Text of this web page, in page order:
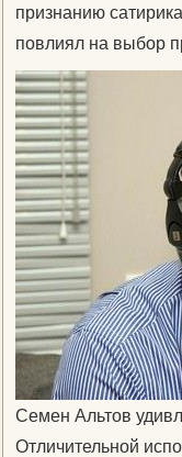
признанию
повлиял на выбор
Семен Альтов
Отличительной